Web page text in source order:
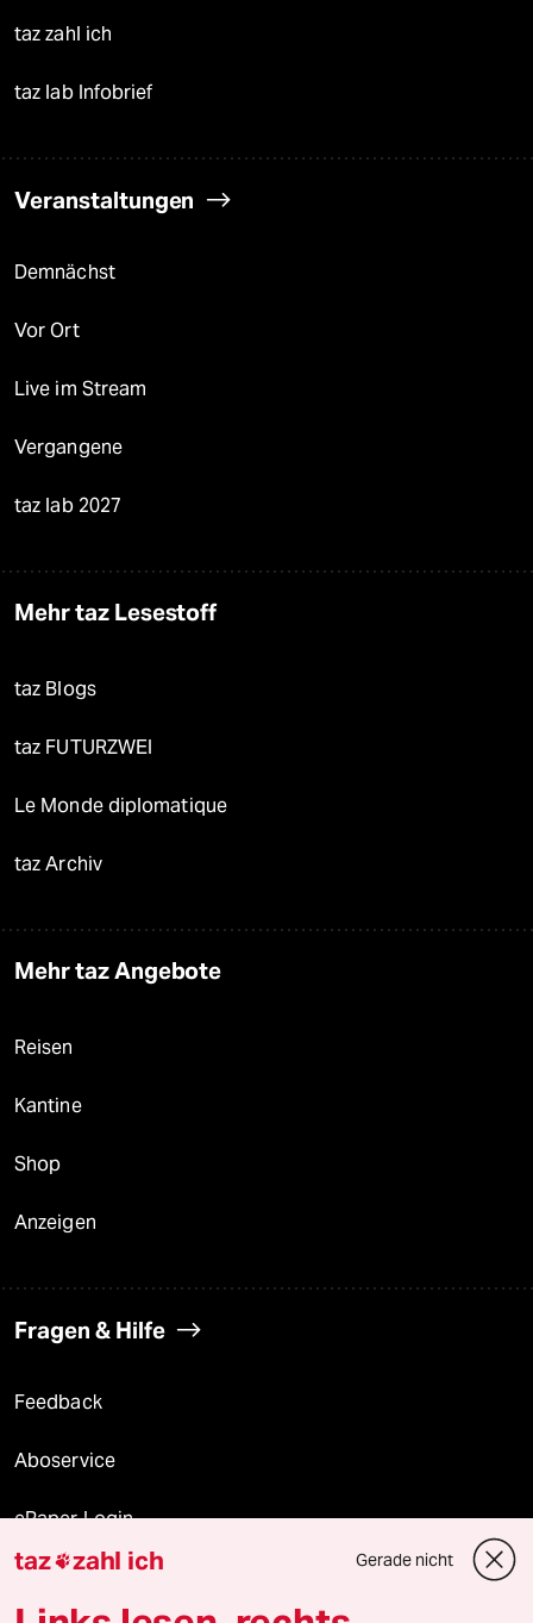
taz zahl ich
taz lab Infobrief
Veranstaltungen
Demnächst
Vor Ort
Live im Stream
Vergangene
taz lab 2027
Mehr taz Lesestoff
taz Blogs
taz FUTURZWEI
Le Monde diplomatique
taz Archiv
Mehr taz Angebote
Reisen
Kantine
Shop
Anzeigen
Fragen & Hilfe
Feedback
Aboservice
ePaper Login
Downloads für Abonnierende
taz zahl ich Gerade nicht